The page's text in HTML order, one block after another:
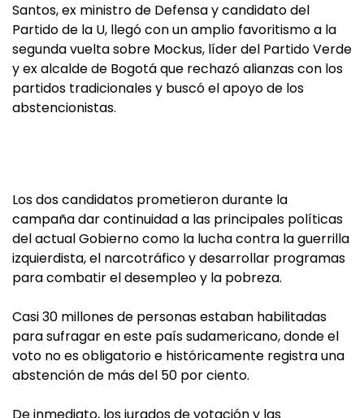
Santos, ex ministro de Defensa y candidato del
Partido de la U, llegó con un amplio favoritismo a la
segunda vuelta sobre Mockus, líder del Partido Verde
y ex alcalde de Bogotá que rechazó alianzas con los
partidos tradicionales y buscó el apoyo de los
abstencionistas.
Los dos candidatos prometieron durante la
campaña dar continuidad a las principales políticas
del actual Gobierno como la lucha contra la guerrilla
izquierdista, el narcotráfico y desarrollar programas
para combatir el desempleo y la pobreza.
Casi 30 millones de personas estaban habilitadas
para sufragar en este país sudamericano, donde el
voto no es obligatorio e históricamente registra una
abstención de más del 50 por ciento.